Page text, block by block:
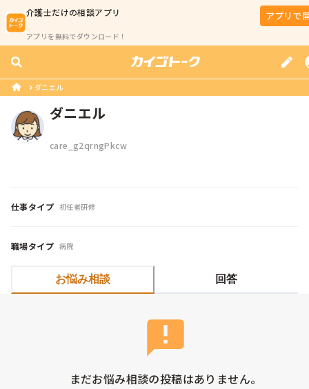
介護士だけの相談アプリ
アプリを無料でダウンロード！
アプリで
ダニエル
ダニエル
care_g2qrngPkcw
仕事タイプ 初任者研修
職場タイプ 病院
お悩み相談 回答
まだお悩み相談の投稿はありません。